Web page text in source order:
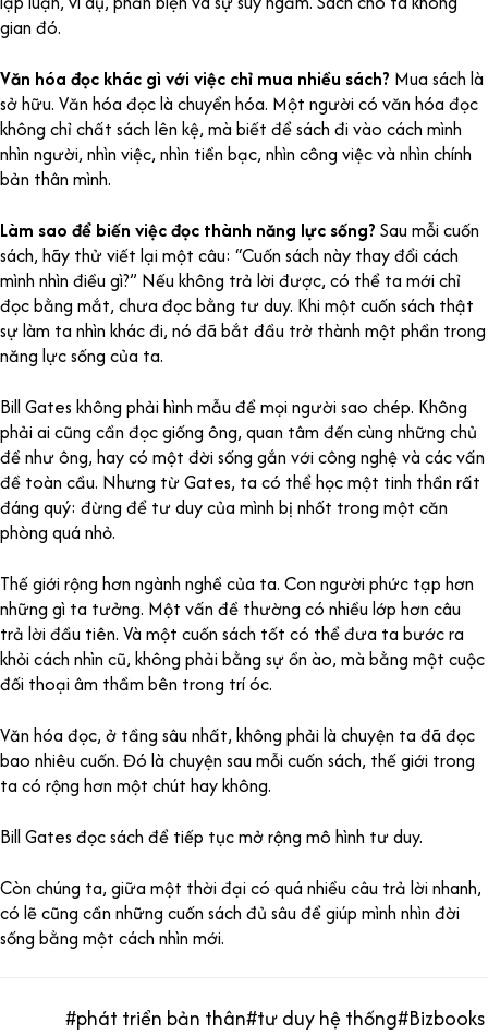
gian đó.
Văn hóa đọc khác gì với việc chỉ mua nhiều sách? Mua sách là
sở hữu. Văn hóa đọc là chuyển hóa. Một người có văn hóa đọc
không chỉ chất sách lên kệ, mà biết để sách đi vào cách mình
nhìn người, nhìn việc, nhìn tiền bạc, nhìn công việc và nhìn chính
bản thân mình.
Làm sao để biến việc đọc thành năng lực sống? Sau mỗi cuốn
sách, hãy thử viết lại một câu: “Cuốn sách này thay đổi cách
mình nhìn điều gì?” Nếu không trả lời được, có thể ta mới chỉ
đọc bằng mắt, chưa đọc bằng tư duy. Khi một cuốn sách thật
sự làm ta nhìn khác đi, nó đã bắt đầu trở thành một phần trong
năng lực sống của ta.
Bill Gates không phải hình mẫu để mọi người sao chép. Không
phải ai cũng cần đọc giống ông, quan tâm đến cùng những chủ
đề như ông, hay có một đời sống gắn với công nghệ và các vấn
đề toàn cầu. Nhưng từ Gates, ta có thể học một tinh thần rất
đáng quý: đừng để tư duy của mình bị nhốt trong một căn
phòng quá nhỏ.
Thế giới rộng hơn ngành nghề của ta. Con người phức tạp hơn
những gì ta tưởng. Một vấn đề thường có nhiều lớp hơn câu
trả lời đầu tiên. Và một cuốn sách tốt có thể đưa ta bước ra
khỏi cách nhìn cũ, không phải bằng sự ồn ào, mà bằng một cuộc
đối thoại âm thầm bên trong trí óc.
Văn hóa đọc, ở tầng sâu nhất, không phải là chuyện ta đã đọc
bao nhiêu cuốn. Đó là chuyện sau mỗi cuốn sách, thế giới trong
ta có rộng hơn một chút hay không.
Bill Gates đọc sách để tiếp tục mở rộng mô hình tư duy.
Còn chúng ta, giữa một thời đại có quá nhiều câu trả lời nhanh,
có lẽ cũng cần những cuốn sách đủ sâu để giúp mình nhìn đời
sống bằng một cách nhìn mới.
#phát triển bản thân#tư duy hệ thống#Bizbooks